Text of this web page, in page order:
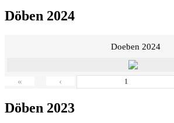
Döben 2024
Doeben 2024
« ‹
Döben 2023